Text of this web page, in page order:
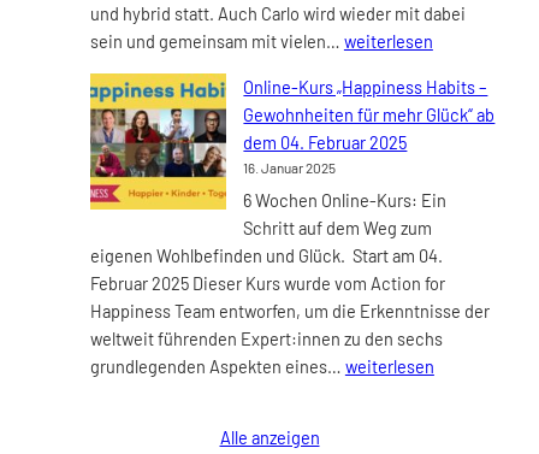
und hybrid statt. Auch Carlo wird wieder mit dabei
sein und gemeinsam mit vielen… Corporate
Camp
#CLC25
am
März
2025
weiterlesen
Online-Kurs „Happiness Habits –
Gewohnheiten für mehr Glück“ ab
dem 04. Februar 2025
16. Januar 2025
6 Wochen Online-Kurs: Ein
Schritt auf dem Weg zum
eigenen Wohlbefinden und Glück. Start am 04.
Februar 2025 Dieser Kurs wurde vom Action for
Happiness Team entworfen, um die Erkenntnisse der
weltweit führenden Expert:innen zu den sechs
grundlegenden Aspekten eines… Online-
weiterlesen
Alle anzeigen